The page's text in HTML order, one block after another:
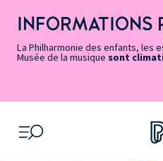
page
Accessibilité
accès
rapides
principal
contenu
principal
page
Message d’information
INFORMATIONS
La Philharmonie des enfants, les
Musée de la musique sont
OUVRIR LE MENU